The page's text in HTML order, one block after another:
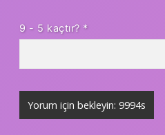
9 - 5 kaçtır? *